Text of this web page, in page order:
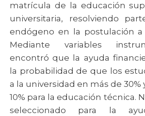
matrícula de la educación
universitaria, resolviendo
endógeno en la postulación a
Mediante variables
encontró que la ayuda
la probabilidad de que los
a la universidad en más de 30%
10% para la educación técnica.
seleccionado para la